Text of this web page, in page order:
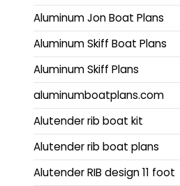
Aluminum Jon Boat Plans
Aluminum Skiff Boat Plans
Aluminum Skiff Plans
aluminumboatplans.com
Alutender rib boat kit
Alutender rib boat plans
Alutender RIB design 11 foot